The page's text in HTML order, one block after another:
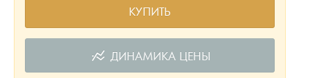
КУПИТЬ
ДИНАМИКА ЦЕНЫ